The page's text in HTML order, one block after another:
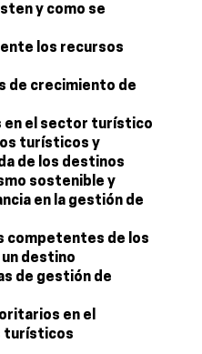
y como se
los recursos
de crecimiento de
en el sector turístico
turísticos y
de los destinos
sostenible y
en la gestión de
competentes de los
destino
de gestión de
en el
turísticos